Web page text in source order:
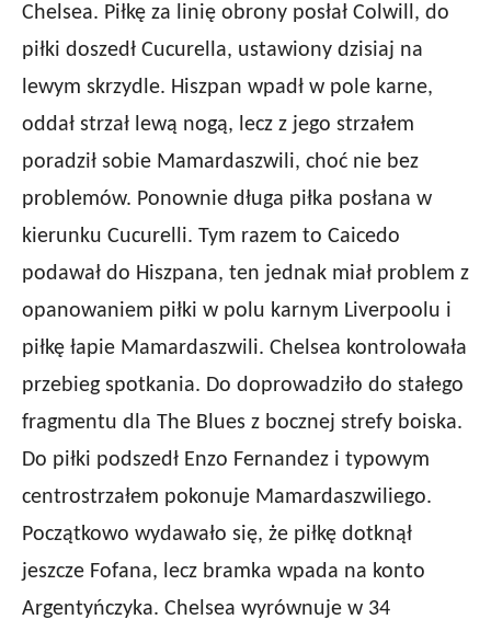
Chelsea. Piłkę za linię obrony posłał Colwill, do
piłki doszedł Cucurella, ustawiony dzisiaj na
lewym skrzydle. Hiszpan wpadł w pole karne,
oddał strzał lewą nogą, lecz z jego strzałem
poradził sobie Mamardaszwili, choć nie bez
problemów. Ponownie długa piłka posłana w
kierunku Cucurelli. Tym razem to Caicedo
podawał do Hiszpana, ten jednak miał problem z
opanowaniem piłki w polu karnym Liverpoolu i
piłkę łapie Mamardaszwili. Chelsea kontrolowała
przebieg spotkania. Do doprowadziło do stałego
fragmentu dla The Blues z bocznej strefy boiska.
Do piłki podszedł Enzo Fernandez i typowym
centrostrzałem pokonuje Mamardaszwiliego.
Początkowo wydawało się, że piłkę dotknął
jeszcze Fofana, lecz bramka wpada na konto
Argentyńczyka. Chelsea wyrównuje w 34